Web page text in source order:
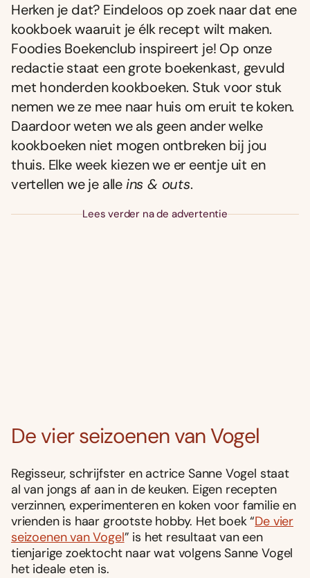
Herken je dat? Eindeloos op zoek naar dat ene
kookboek waaruit je élk recept wilt maken.
Foodies Boekenclub inspireert je! Op onze
redactie staat een grote boekenkast, gevuld
met honderden kookboeken. Stuk voor stuk
nemen we ze mee naar huis om eruit te koken.
Daardoor weten we als geen ander welke
kookboeken niet mogen ontbreken bij jou
thuis. Elke week kiezen we er eentje uit en
vertellen we je alleins & outs.
Lees verder na de advertentie
De vier seizoenen van Vogel
Regisseur, schrijfster en actrice Sanne Vogel staat
al van jongs af aan in de keuken. Eigen recepten
verzinnen, experimenteren en koken voor familie en
vrienden is haar grootste hobby. Het boek “De vier
seizoenen van Vogel” is het resultaat van een
tienjarige zoektocht naar wat volgens Sanne Vogel
het ideale eten is.